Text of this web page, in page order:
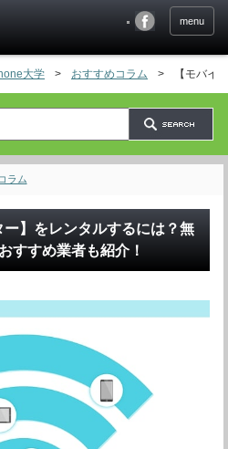
menu
大学 > おすすめコラム > 【モバイ
ラム
ー】をレンタルするには？無
すすめ業者も紹介！